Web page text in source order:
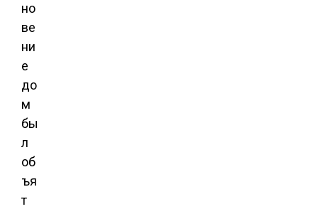
но
ве
ни
е
до
м
бы
л
об
ъя
т